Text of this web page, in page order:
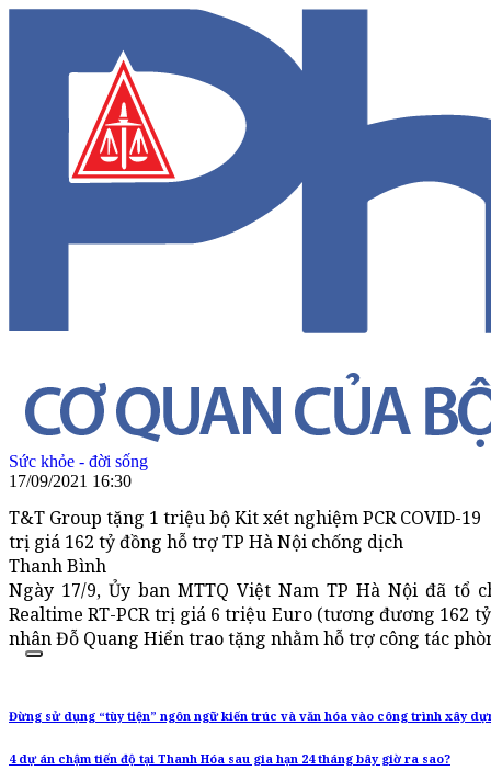
Sức khỏe - đời sống
17/09/2021 16:30
T&T Group tặng 1 triệu bộ Kit xét nghiệm PCR COVID-19
trị giá 162 tỷ đồng hỗ trợ TP Hà Nội chống dịch
Thanh Bình
Ngày 17/9, Ủy ban MTTQ Việt Nam TP Hà Nội đã
Realtime RT-PCR trị giá 6 triệu Euro (tương đương 162
nhân Đỗ Quang Hiển trao tặng nhằm hỗ trợ công tác
Đừng sử dụng “tùy tiện” ngôn ngữ kiến trúc và văn hóa vào công trình xây
4 dự án chậm tiến độ tại Thanh Hóa sau gia hạn 24 tháng bây giờ ra sao?